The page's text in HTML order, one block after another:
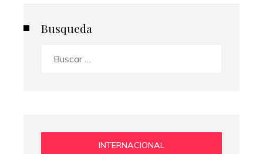
Busqueda
INTERNACIONAL